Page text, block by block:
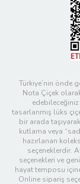
Türkiye’nin önde
Nota Çiçek
tasarlanmış lüks
bir arada
kutlama veya
hazırlanan
seçeneklerdir.
seçenekleri ve
hayat temposu
Online sipariş